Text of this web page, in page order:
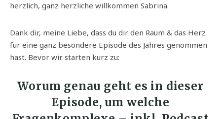
herzlich, ganz herzliche willkommen Sabrina.
Dank dir, meine Liebe, dass du dir den Raum & das Herz
für eine ganz besondere Episode des Jahres genommen
hast. Bevor wir starten kurz zu:
Worum genau geht es in dieser
Episode, um welche